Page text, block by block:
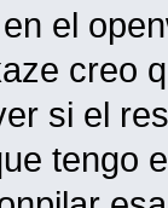
el
creo
si el
tengo